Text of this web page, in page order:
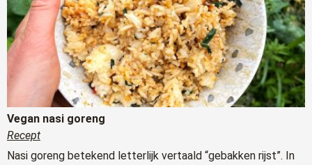
Vegan nasi goreng
Recept
Nasi goreng betekend letterlijk vertaald “gebakken rijst”. In